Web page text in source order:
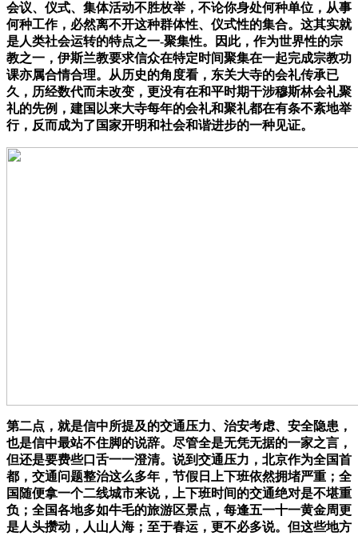
会议、仪式、集体活动不胜枚举，不论你身处何种单位，从事
何种工作，必然离不开这种群体性、仪式性的集合。这其实就
是人类社会运转的特点之一-聚集性。因此，作为世界性的宗
教之一，伊斯兰教要求信众在特定时间聚集在一起完成宗教功
课亦属合情合理。从历史的角度看，东关大寺的会礼传承已
久，历经数代而未改变，更没有在和平时期干涉穆斯林会礼聚
礼的先例，建国以来大寺每年的会礼和聚礼都在有条不紊地举
行，反而成为了国家开明和社会和谐进步的一种见证。
第二点，就是信中所提及的交通压力、治安考虑、安全隐患，
也是信中最站不住脚的说辞。尽管全是无凭无据的一家之言，
但还是要费些口舌一一澄清。说到交通压力，北京作为全国首
都，交通问题整治这么多年，节假日上下班依然拥堵严重；全
国随便拿一个二线城市来说，上下班时间的交通绝对是不堪重
负；全国各地多如牛毛的旅游区景点，每逢五一十一黄金周更
是人头攒动，人山人海；至于春运，更不必多说。但这些地方